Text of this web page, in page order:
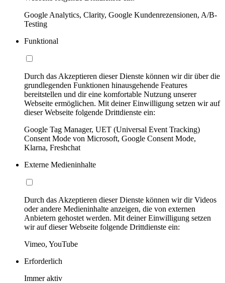
Google Analytics, Clarity, Google Kundenrezensionen, A/B-
Testing
Funktional
Durch das Akzeptieren dieser Dienste können wir dir über die
grundlegenden Funktionen hinausgehende Features
bereitstellen und dir eine komfortable Nutzung unserer
Webseite ermöglichen. Mit deiner Einwilligung setzen wir auf
dieser Webseite folgende Drittdienste ein:
Google Tag Manager, UET (Universal Event Tracking)
Consent Mode von Microsoft, Google Consent Mode,
Klarna, Freshchat
Externe Medieninhalte
Durch das Akzeptieren dieser Dienste können wir dir Videos
oder andere Medieninhalte anzeigen, die von externen
Anbietern gehostet werden. Mit deiner Einwilligung setzen
wir auf dieser Webseite folgende Drittdienste ein:
Vimeo, YouTube
Erforderlich
Immer aktiv